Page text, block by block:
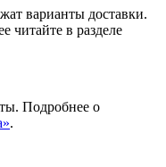
варианты доставки.
читайте в разделе
Подробнее о
.